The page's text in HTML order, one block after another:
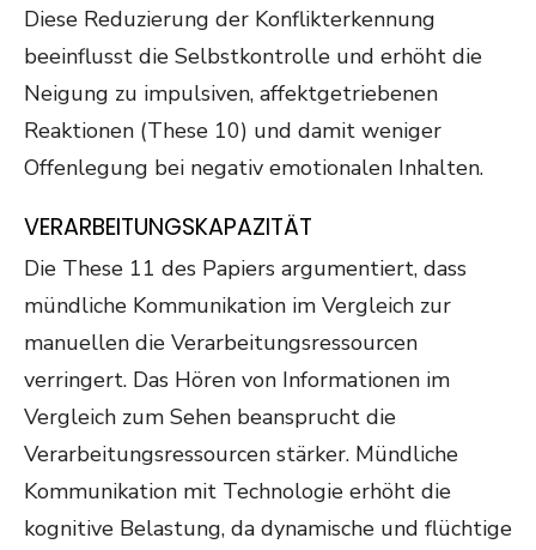
Diese Reduzierung der Konflikterkennung
beeinflusst die Selbstkontrolle und erhöht die
Neigung zu impulsiven, affektgetriebenen
Reaktionen (These 10) und damit weniger
Offenlegung bei negativ emotionalen Inhalten.
VERARBEITUNGSKAPAZITÄT
Die These 11 des Papiers argumentiert, dass
mündliche Kommunikation im Vergleich zur
manuellen die Verarbeitungsressourcen
verringert. Das Hören von Informationen im
Vergleich zum Sehen beansprucht die
Verarbeitungsressourcen stärker. Mündliche
Kommunikation mit Technologie erhöht die
kognitive Belastung, da dynamische und flüchtige